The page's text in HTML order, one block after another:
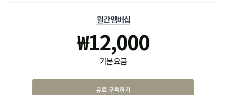
월간 멤버십
₩12,000
기본 요금
유료 구독하기